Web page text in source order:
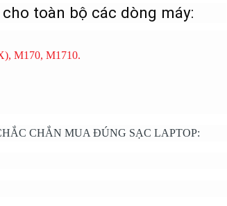
toàn bộ các dòng máy:
M170, M1710.
CHẮN MUA ĐÚNG SẠC LAPTOP: